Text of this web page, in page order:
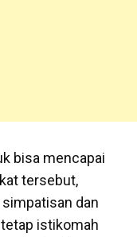
bisa mencapai
tersebut,
dan
istikomah